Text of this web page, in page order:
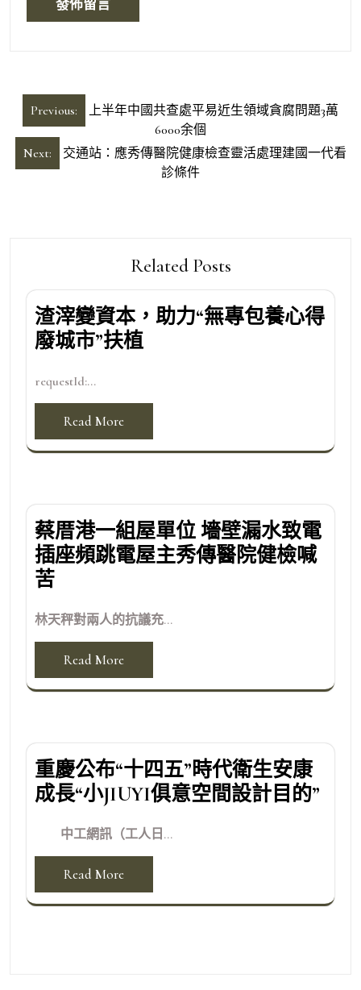
章
導
Previous:
上半年中國共查處平易近生領域貪腐問題3萬
6000余個
Next:
交通站：應秀傳醫院健康檢查靈活處理建國一代看
診條件
Related Posts
渣滓變資本，助力“無專包養心得
廢城市”扶植
requestId:...
Read More
蔡厝港一組屋單位 墻壁漏水致電
插座頻跳電屋主秀傳醫院健檢喊
苦
林天秤對兩人的抗議充...
Read More
重慶公布“十四五”時代衛生安康
成長“小JIUYI俱意空間設計目的”
中工網訊（工人日...
Read More